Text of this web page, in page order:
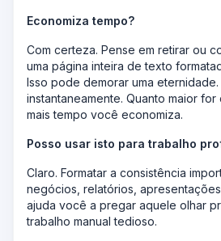
Economiza tempo?
Com certeza. Pense em retirar ou
uma página inteira de texto
Isso pode demorar uma
instantaneamente. Quanto maior
mais tempo você economiza.
Posso usar isto para trabalho
Claro. Formatar a consistência
negócios, relatórios,
ajuda você a pregar aquele olhar
trabalho manual tedioso.